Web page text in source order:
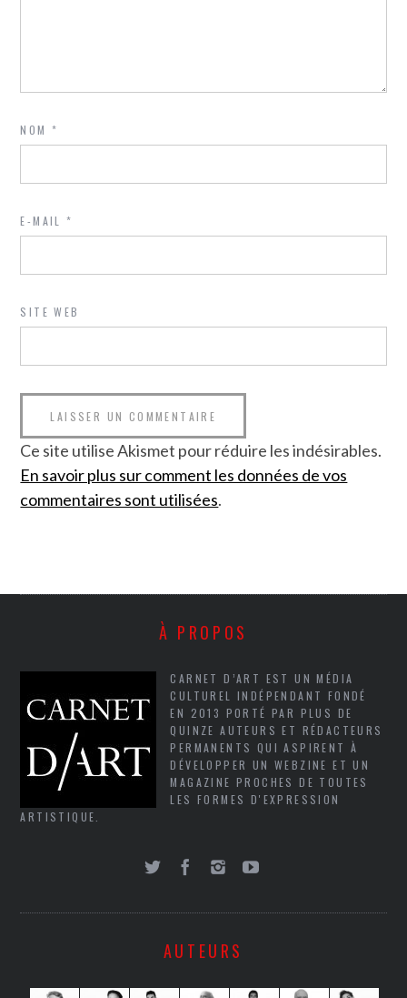
NOM*
E-MAIL*
SITE WEB
Ce site utilise Akismet pour réduire les indésirables.
En savoir plus sur comment les données de vos
commentaires sont utilisées.
À PROPOS
CARNET D’ART EST UN MÉDIA
CULTUREL INDÉPENDANT FONDÉ
EN 2013 PORTÉ PAR PLUS DE
QUINZE AUTEURS ET RÉDACTEURS
PERMANENTS QUI ASPIRENT À
DÉVELOPPER UN WEBZINE ET UN
MAGAZINE PROCHES DE TOUTES
LES FORMES D'EXPRESSION
ARTISTIQUE.
AUTEURS